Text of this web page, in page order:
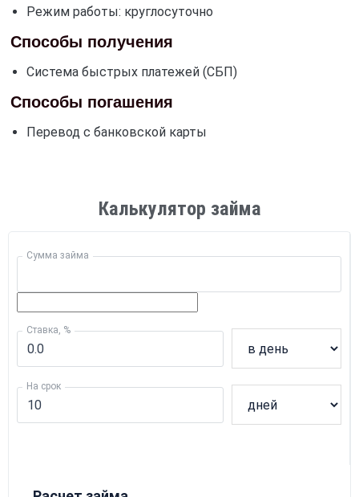
Режим работы: круглосуточно
Способы получения
Система быстрых платежей (СБП)
Способы погашения
Перевод с банковской карты
Калькулятор займа
Сумма займа
Ставка, %
На срок